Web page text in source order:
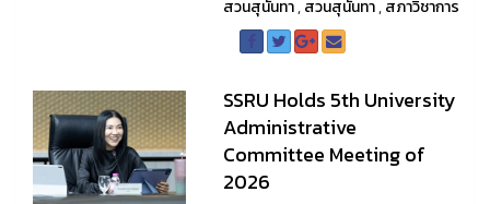
สวนสุนันทา,สวนสุนันทา,สภาวิชาการ
SSRU Holds 5th University
Administrative
Committee Meeting of
2026